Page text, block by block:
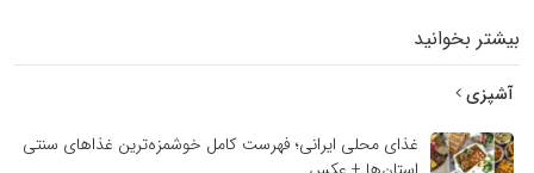
بخوانید
غذای محلی ایرانی؛ فهرست کامل خوشمزه‌ترین غذاهای سنتی